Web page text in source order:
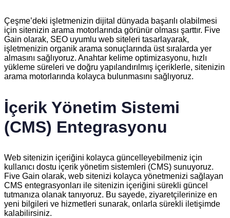
Çeşme’deki işletmenizin dijital dünyada başarılı olabilmesi
için sitenizin arama motorlarında görünür olması şarttır. Five
Gain olarak, SEO uyumlu web siteleri tasarlayarak,
işletmenizin organik arama sonuçlarında üst sıralarda yer
almasını sağlıyoruz. Anahtar kelime optimizasyonu, hızlı
yükleme süreleri ve doğru yapılandırılmış içeriklerle, sitenizin
arama motorlarında kolayca bulunmasını sağlıyoruz.
İçerik Yönetim Sistemi
(CMS) Entegrasyonu
Web sitenizin içeriğini kolayca güncelleyebilmeniz için
kullanıcı dostu içerik yönetim sistemleri (CMS) sunuyoruz.
Five Gain olarak, web sitenizi kolayca yönetmenizi sağlayan
CMS entegrasyonları ile sitenizin içeriğini sürekli güncel
tutmanıza olanak tanıyoruz. Bu sayede, ziyaretçilerinize en
yeni bilgileri ve hizmetleri sunarak, onlarla sürekli iletişimde
kalabilirsiniz.